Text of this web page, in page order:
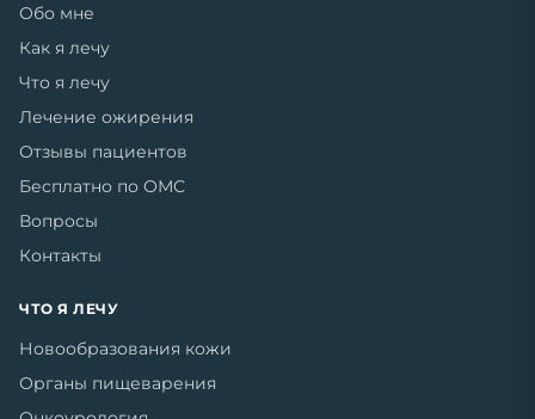
Обо мне
Как я лечу
Что я лечу
Лечение ожирения
Отзывы пациентов
Бесплатно по ОМС
Вопросы
Контакты
ЧТО Я ЛЕЧУ
Новообразования кожи
Органы пищеварения